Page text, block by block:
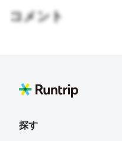
コメント
探す